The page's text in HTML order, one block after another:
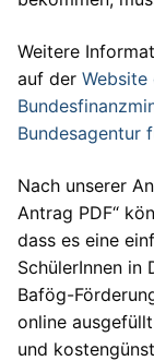
Weitere
auf der Website
Bundesagentur
Nach unserer
Antrag PDF“
dass es eine
SchülerInnen in
Bafög-
online
und